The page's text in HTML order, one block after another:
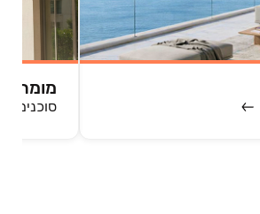
מומחי
סוכנים